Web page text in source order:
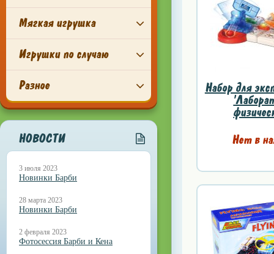
Мягкая игрушка
Игрушки по случаю
Разное
НОВОСТИ
3 июля 2023
Новинки Барби
28 марта 2023
Новинки Барби
2 февраля 2023
Фотосессия Барби и Кена
Набор для
Нет в